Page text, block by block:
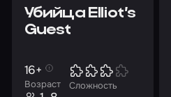
Убийца Elliot’s
Guest
Возраст
16+
Сложность